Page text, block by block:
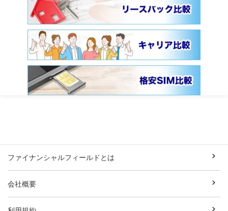
ファイナンシャルフィールドとは
会社概要